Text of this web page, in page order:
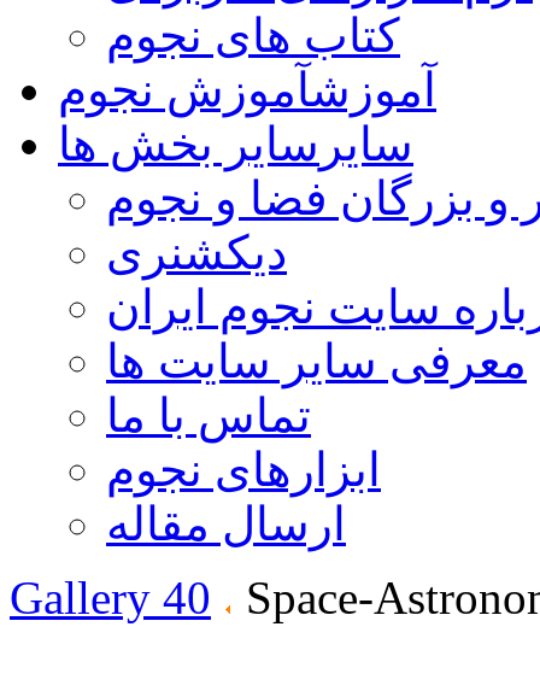
کتاب های نجوم
آموزشآموزش نجوم
سایر سایر بخش ها
و بزرگان فضا و نجوم
دیکشنری
سایت نجوم ایران
معرفی سایر سایت ها
تماس با ما
ابزارهای نجوم
ارسال مقاله
Gallery 40
Space-